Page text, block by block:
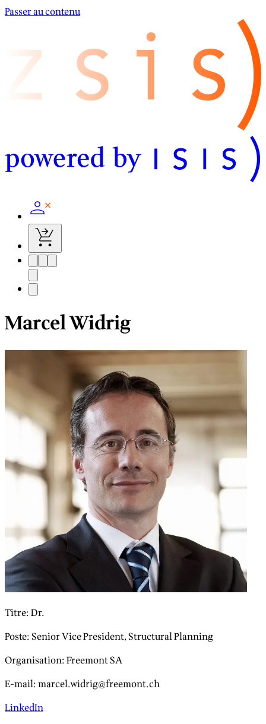
Passer au contenu
Marcel Widrig
Titre:Dr.
Poste:Senior Vice President, Structural Planning
Organisation:Freemont SA
E-mail:marcel.widrig@freemont.ch
LinkedIn